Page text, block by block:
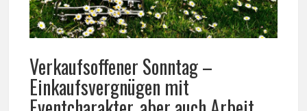
Verkaufsoffener Sonntag –
Einkaufsvergnügen mit